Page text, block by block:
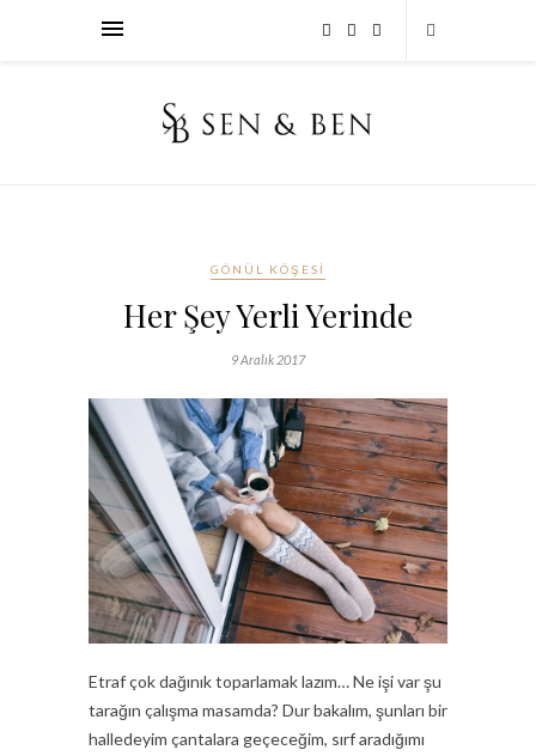
GÖNÜL KÖŞESI
Her Şey Yerli Yerinde
9 Aralık 2017
Etraf çok dağınık toparlamak lazım… Ne işi var şu
tarağın çalışma masamda? Dur bakalım, şunları bir
halledeyim çantalara geçeceğim, sırf aradığımı